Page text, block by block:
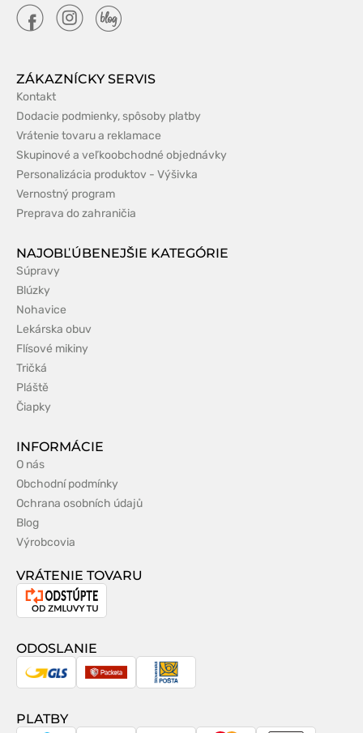
ZÁKAZNÍCKY SERVIS
Kontakt
Dodacie podmienky, spôsoby platby
Vrátenie tovaru a reklamace
Skupinové a veľkoobchodné objednávky
Personalizácia produktov - Výšivka
Vernostný program
Preprava do zahraničia
NAJOBĽÚBENEJŠIE KATEGÓRIE
Súpravy
Blúzky
Nohavice
Lekárska obuv
Flísové mikiny
Tričká
Pláště
Čiapky
INFORMÁCIE
O nás
Obchodní podmínky
Ochrana osobních údajů
Blog
Výrobcovia
VRÁTENIE TOVARU
Odstúpenie
zmluvy
ODOSLANIE
GLS Packeta
Slovenská
PLATBY